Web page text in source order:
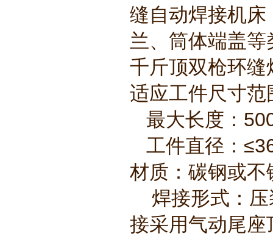
缝自动焊接机
兰、筒体端盖
千斤顶双枪环缝
适应工件尺寸范
最大长度：
工件直径：
材质：碳钢或不
焊接形式：压
接采用气动尾座